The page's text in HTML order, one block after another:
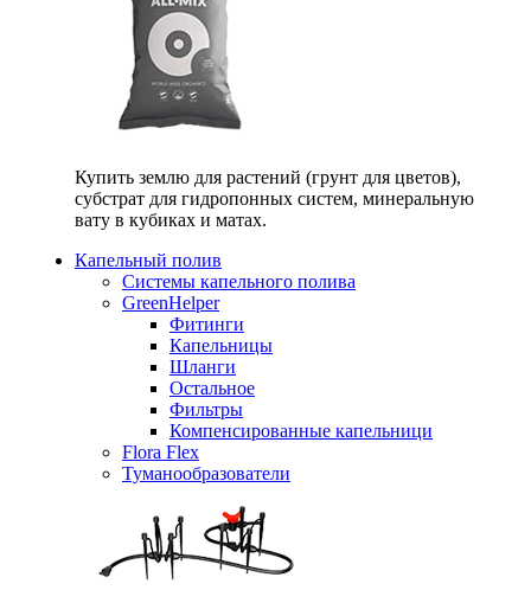
Купить землю для растений (грунт для цветов),
субстрат для гидропонных систем, минеральную
вату в кубиках и матах.
Капельный полив
Системы капельного полива
GreenHelper
Фитинги
Капельницы
Шланги
Остальное
Фильтры
Компенсированные капельници
Flora Flex
Туманообразователи